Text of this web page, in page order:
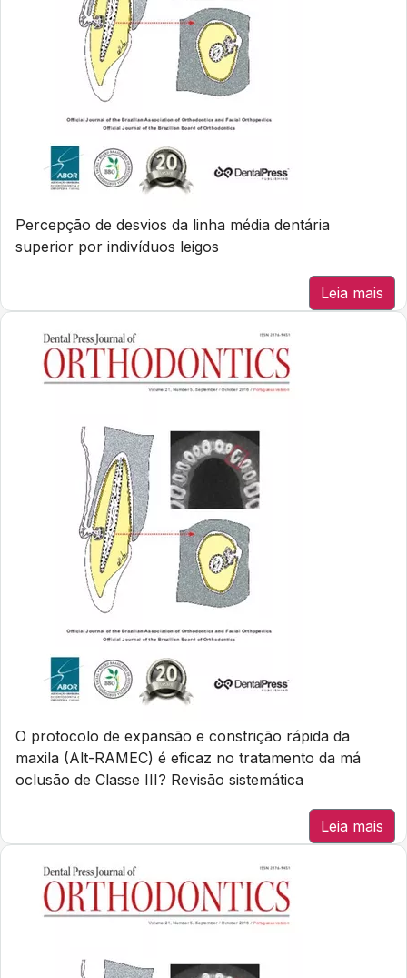
Percepção de desvios da linha média dentária
superior por indivíduos leigos
Leia mais
O protocolo de expansão e constrição rápida da
maxila (Alt-RAMEC) é eficaz no tratamento da má
oclusão de Classe III? Revisão sistemática
Leia mais